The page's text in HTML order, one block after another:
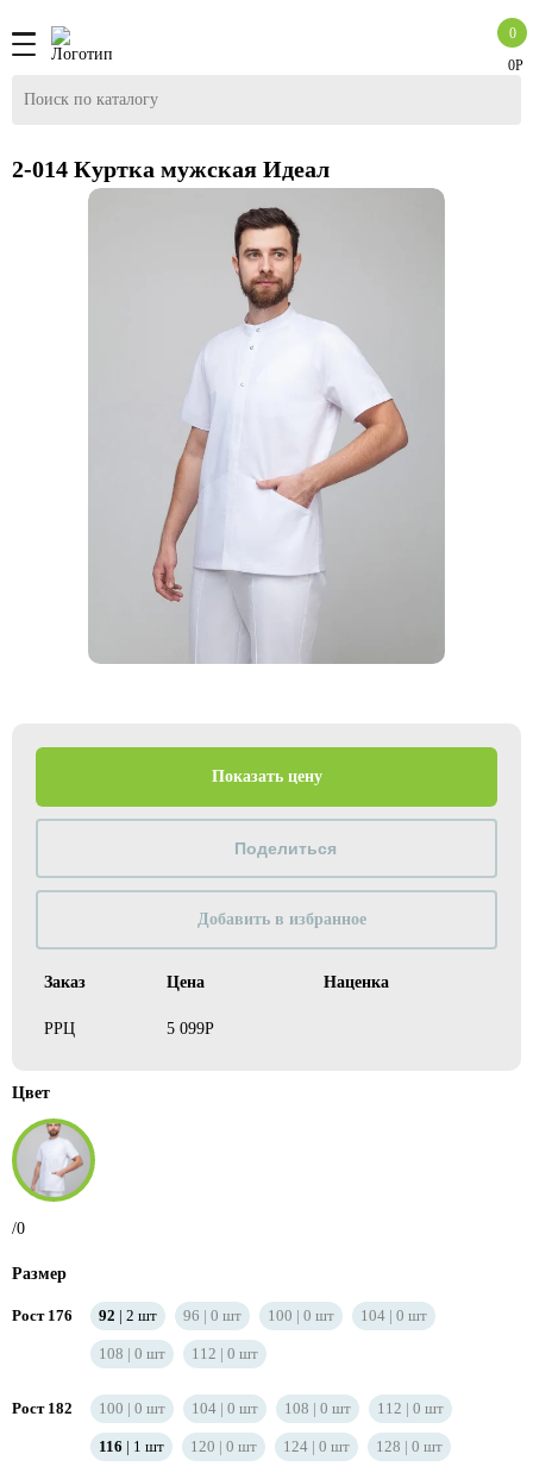
0Р
0
2-014 Куртка мужская Идеал
Заказ Цена Наценка
РРЦ 5 099Р
Показать цену
Добавить в избранное
Цвет
/0
Размер
Рост 176 92 2 шт 96 0 шт 100 0 шт 104 0 шт
108 0 шт 112 0 шт
Рост 182 100 0 шт 104 0 шт 108 0 шт 112 0 шт
116 1 шт 120 0 шт 124 0 шт 128 0 шт